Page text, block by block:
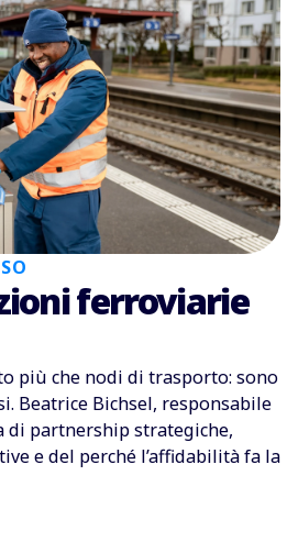
ferroviarie
più che nodi di trasporto: sono
Beatrice Bichsel, responsabile
di partnership strategiche,
e del perché l’affidabilità fa la